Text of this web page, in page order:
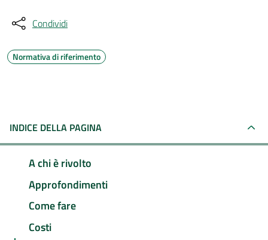
Condividi
Normativa di riferimento
INDICE DELLA PAGINA
A chi è rivolto
Approfondimenti
Come fare
Costi